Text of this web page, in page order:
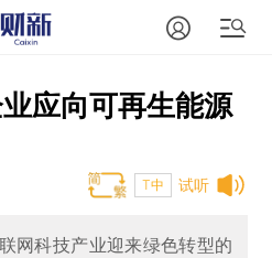
应向可再生能源
试听
T中
网科技产业迎来绿色转型的